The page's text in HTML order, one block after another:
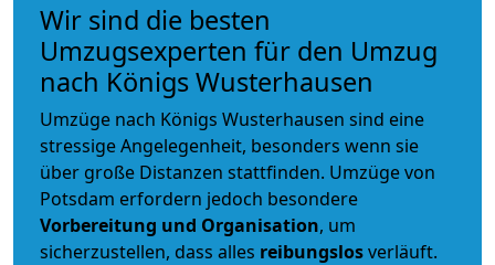
Wir sind die besten
Umzugsexperten für den Umzug
nach Königs Wusterhausen
Umzüge nach Königs Wusterhausen sind eine
stressige Angelegenheit, besonders wenn sie
über große Distanzen stattfinden. Umzüge von
Potsdam erfordern jedoch besondere
Vorbereitung und Organisation, um
sicherzustellen, dass alles reibungslosverläuft.